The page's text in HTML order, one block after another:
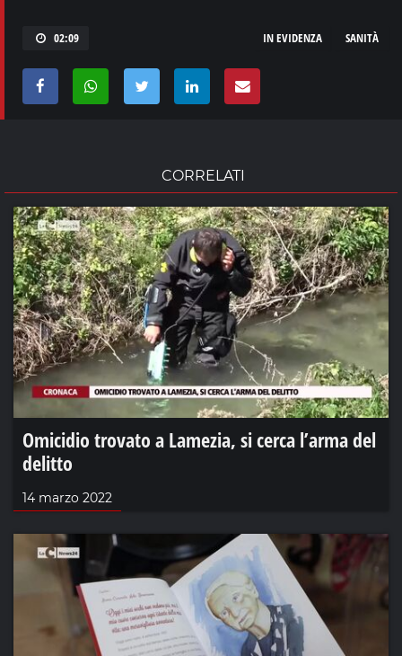
02:09 SANITÀ
IN EVIDENZA
CORRELATI
Omicidio trovato a Lamezia, si cerca l’arma del
delitto
14 marzo 2022